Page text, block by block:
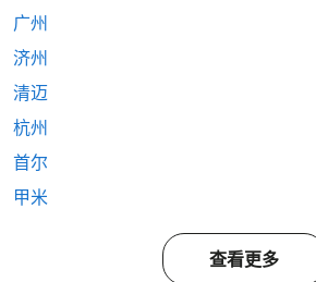
广州
济州
清迈
杭州
首尔
甲米
查看更多